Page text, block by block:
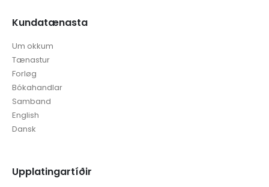
Kundatænasta
Um okkum
Tænastur
Forløg
Bókahandlar
Samband
English
Dansk
Upplatingartíðir